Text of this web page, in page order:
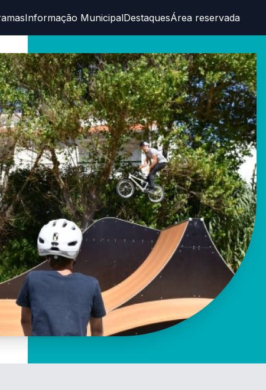
Informação MunicipalDestaquesÁrea reservada